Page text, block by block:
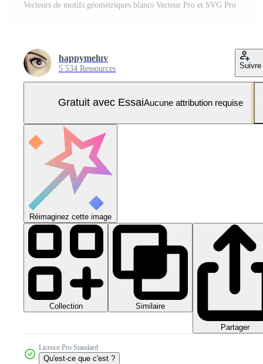
Vecteurs de motifs géométriques blancs Vecteur Pro et SVG Pro
happymeluv
5 534 Ressources Suivre
Gratuit avec EssaiAucune attribution requise
Réimaginez cette image
Collection Similaire
Partager
Licence Pro Standard
Qu'est-ce que c'est ?